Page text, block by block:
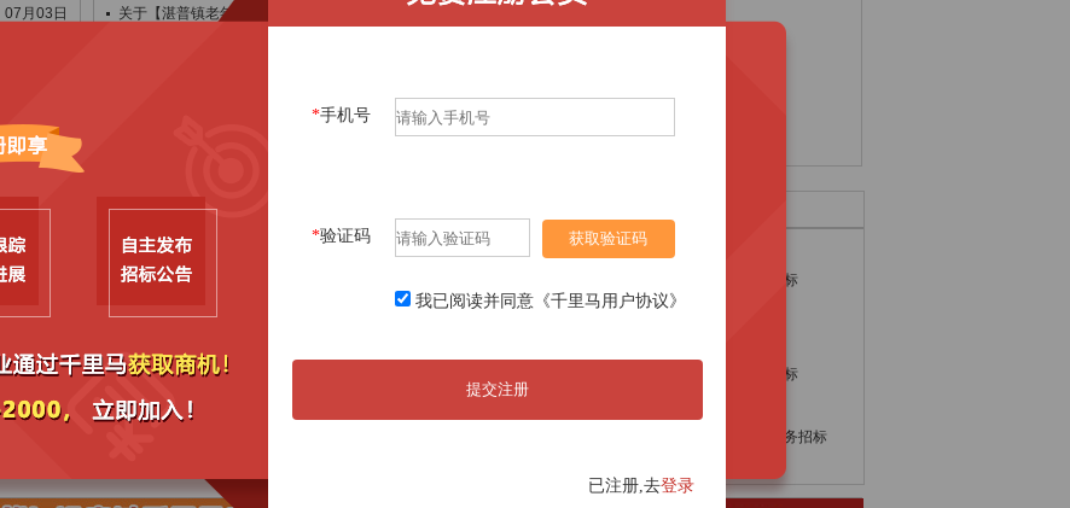
07月03日
06月24日
06月24日
06月22日
06月22日
06月22日
关于【湛普镇老年康养活动院坝建设项目】中选
丰都矿务工区2026年团建活动服务中标公告
08月06日
关于【丰都县名山社区景区路109号至229
关于【丰都县三合街道滨江中路社区等老旧小区
关于【丰都县南天湖西路社区果品公司住宅楼等
08月05日
关于【丰都县南天湖中路光大环境小区等老旧小
丰都县27家公办养老机构20年经营权出让成
08月05日
垫江县政府采购网
物流招标
智慧农业招标
模具招标
机电设备招标
专项法律服务招标
*手机号
*验证码 获取验证码
我已阅读并同意《千里马用户协议》
提交注册
已注册,去登录